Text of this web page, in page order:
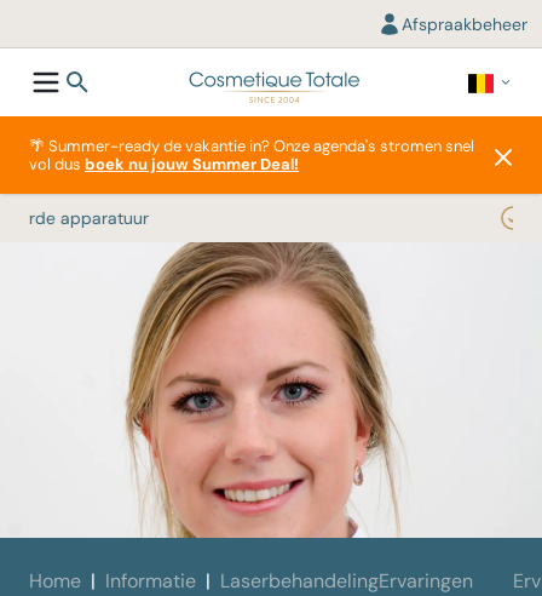
Afspraakbeheer
🌴 Summer-ready de vakantie in? Onze agenda's stromen snel
vol dus boek nu jouw Summer Deal!
Home Informatie
LaserbehandelingErvaringen